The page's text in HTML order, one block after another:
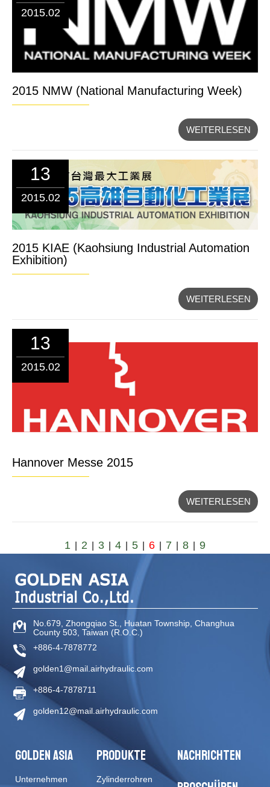
2015.02
2015 NMW (National Manufacturing Week)
WEITERLESEN
13
2015.02
2015 KIAE (Kaohsiung Industrial Automation
Exhibition)
WEITERLESEN
13
2015.02
Hannover Messe 2015
WEITERLESEN
1 2 3 4 5 6 7 8 9
No.679, Zhongqiao St., Huatan Township, Changhua
County 503, Taiwan (R.O.C.)
+886-4-7878772
golden1@mail.airhydraulic.com
+886-4-7878711
golden12@mail.airhydraulic.com
GOLDEN ASIA
Unternehmen
PRODUKTE
Zylinderrohren
NACHRICHTEN